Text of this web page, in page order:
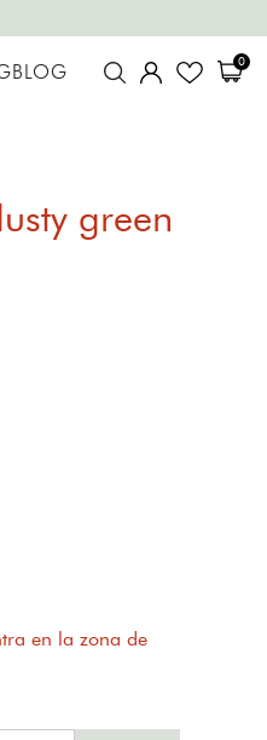
0
BLOG
green
en la zona de